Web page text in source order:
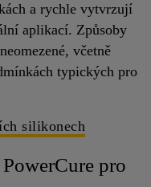
a rychle vytvrzují
aplikací. Způsoby
včetně
typických pro
silikonech
pro